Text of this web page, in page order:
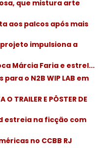
que mistura arte
aos palcos após mais
impulsiona a
Márcia Faria e estrel...
o N2B WIP LAB em
TRAILER E PÔSTER DE
estreia na ficção com
no CCBB RJ